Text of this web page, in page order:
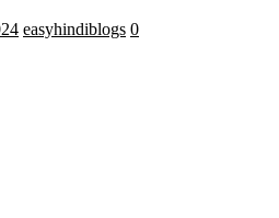
easyhindiblogs 0